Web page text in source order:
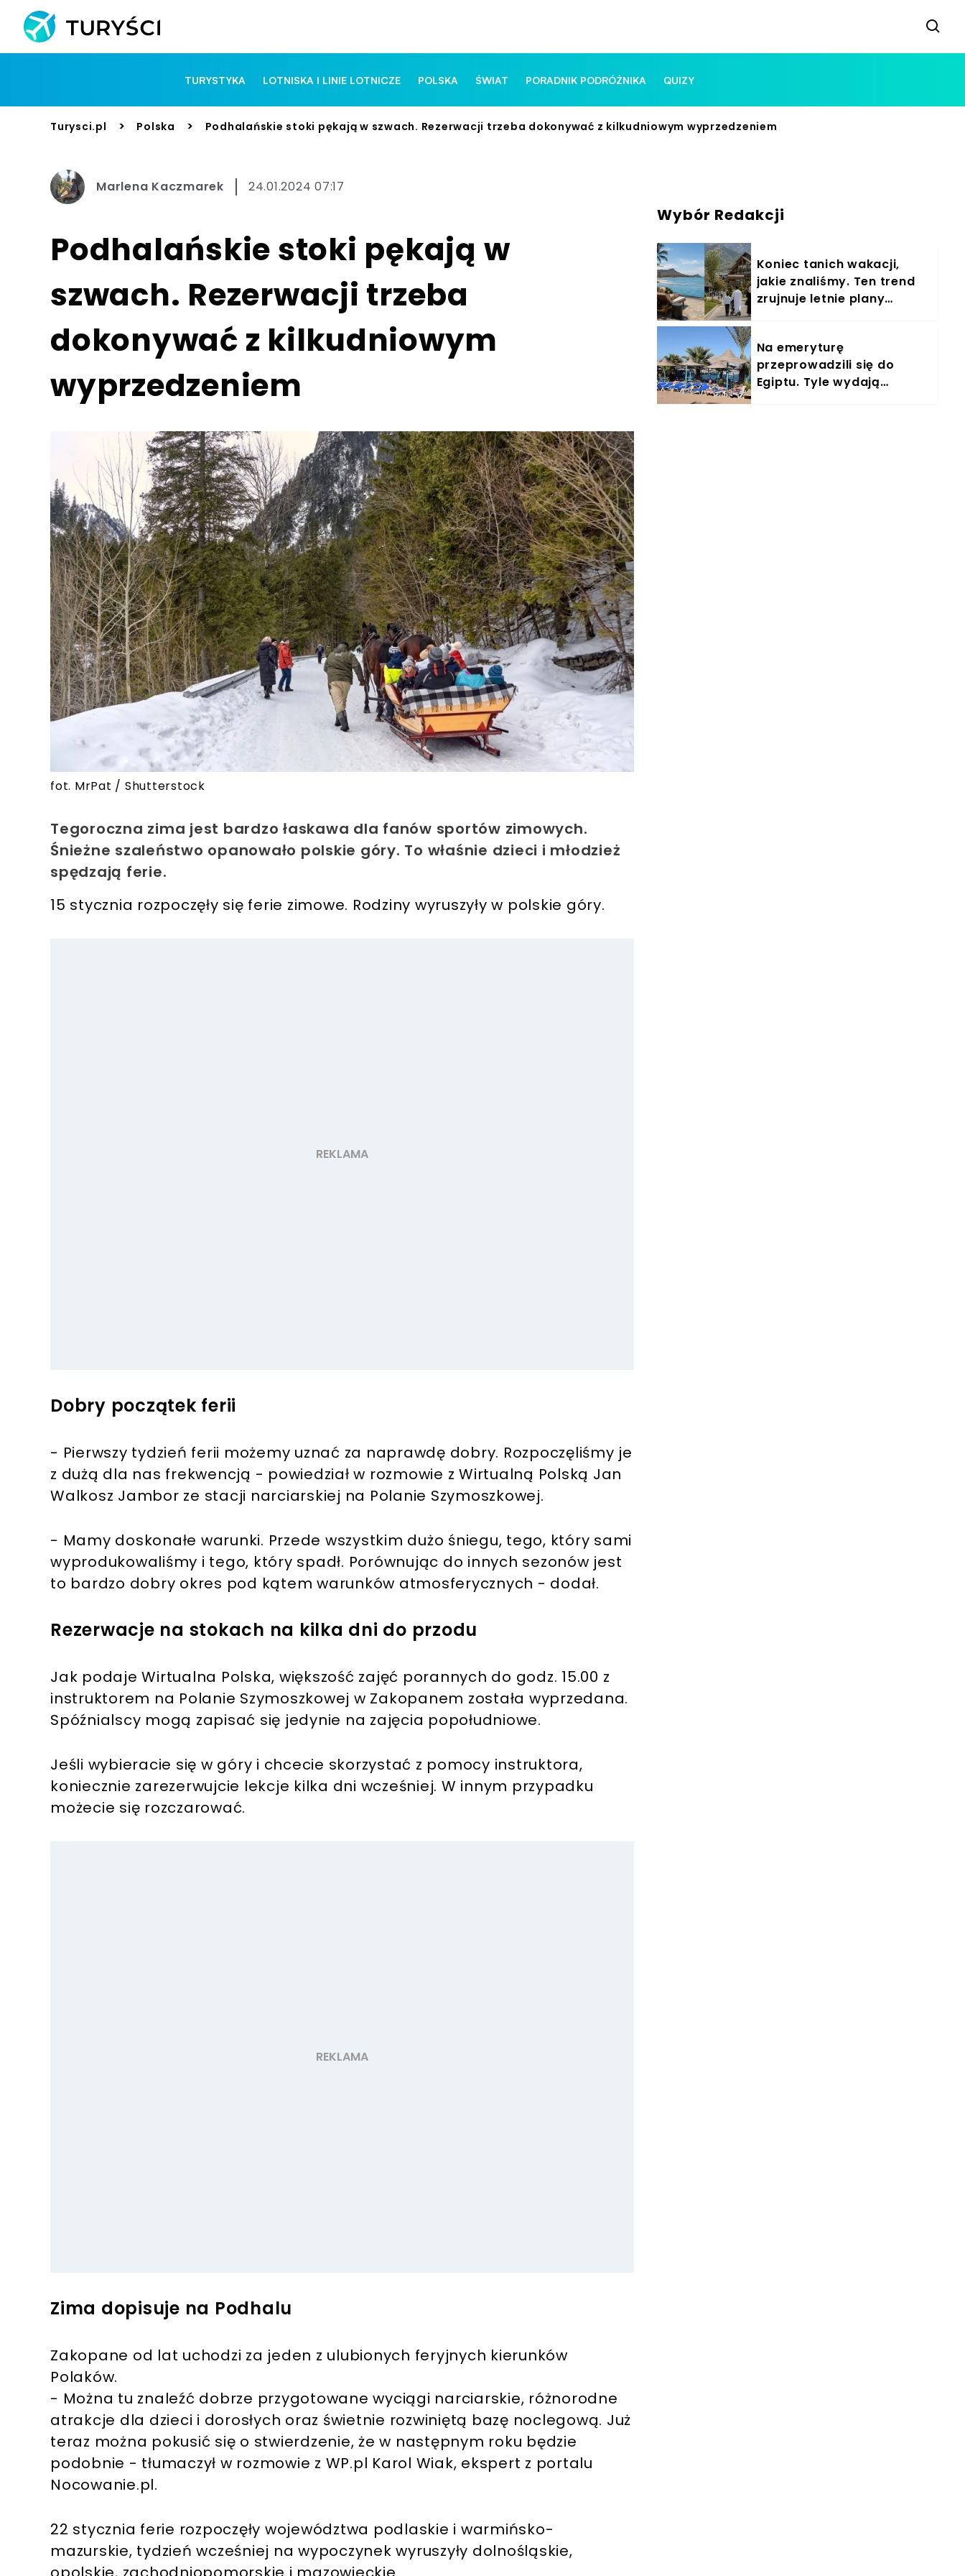
TURYSTYKA LOTNISKA I LINIE LOTNICZE POLSKA ŚWIAT PORADNIK PODRÓŻNIKA QUIZY
Turysci.pl > Polska > Podhalańskie stoki pękają w szwach. Rezerwacji trzeba dokonywać z kilkudniowym wyprzedzeniem
Marlena Kaczmarek 24.01.2024 07:17
Podhalańskie stoki pękają w
szwach. Rezerwacji trzeba
dokonywać z kilkudniowym
wyprzedzeniem
fot. MrPat / Shutterstock
Tegoroczna zima jest bardzo łaskawa dla fanów sportów zimowych.
Śnieżne szaleństwo opanowało polskie góry. To właśnie dzieci i młodzież
spędzają ferie.
15 stycznia rozpoczęły się ferie zimowe. Rodziny wyruszyły w polskie góry.
Dobry początek ferii
- Pierwszy tydzień ferii możemy uznać za naprawdę dobry. Rozpoczęliśmy je
z dużą dla nas frekwencją - powiedział w rozmowie z Wirtualną Polską Jan
Walkosz Jambor ze stacji narciarskiej na Polanie Szymoszkowej.
- Mamy doskonałe warunki. Przede wszystkim dużo śniegu, tego, który sami
wyprodukowaliśmy i tego, który spadł. Porównując do innych sezonów jest
to bardzo dobry okres pod kątem warunków atmosferycznych - dodał.
Rezerwacje na stokach na kilka dni do przodu
Jak podaje Wirtualna Polska, większość zajęć porannych do godz. 15.00 z
instruktorem na Polanie Szymoszkowej w Zakopanem została wyprzedana.
Spóźnialscy mogą zapisać się jedynie na zajęcia popołudniowe.
Jeśli wybieracie się w góry i chcecie skorzystać z pomocy instruktora,
koniecznie zarezerwujcie lekcje kilka dni wcześniej. W innym przypadku
możecie się rozczarować.
Zima dopisuje na Podhalu
Zakopane od lat uchodzi za jeden z ulubionych feryjnych kierunków
Polaków.
- Można tu znaleźć dobrze przygotowane wyciągi narciarskie, różnorodne
atrakcje dla dzieci i dorosłych oraz świetnie rozwiniętą bazę noclegową. Już
teraz można pokusić się o stwierdzenie, że w następnym roku będzie
podobnie - tłumaczył w rozmowie z WP.pl Karol Wiak, ekspert z portalu
Nocowanie.pl.
22 stycznia ferie rozpoczęły województwa podlaskie i warmińsko-
mazurskie, tydzień wcześniej na wypoczynek wyruszyły dolnośląskie,
Wybór Redakcji
Koniec tanich wakacji,
jakie znaliśmy. Ten trend
zrujnuje letnie plany
Na emeryturę
przeprowadzili się do
Egiptu. Tyle wydają